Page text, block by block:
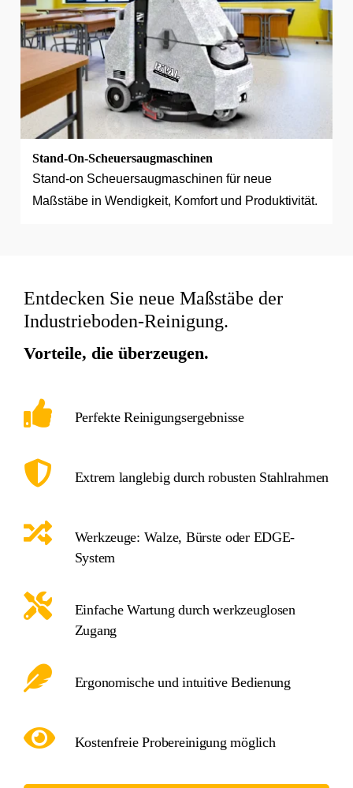
Stand-On-Scheuersaugmaschinen
Stand-on Scheuersaugmaschinen für neue
Maßstäbe in Wendigkeit, Komfort und Produktivität.
Entdecken Sie neue Maßstäbe der
Industrieboden-Reinigung.
Vorteile, die überzeugen.
Perfekte Reinigungsergebnisse
Extrem langlebig durch robusten Stahlrahmen
Werkzeuge: Walze, Bürste oder EDGE-
System
Einfache Wartung durch werkzeuglosen
Zugang
Ergonomische und intuitive Bedienung
Kostenfreie Probereinigung möglich